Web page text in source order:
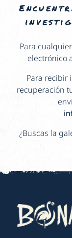
Para
electrónico
Para recibir
recuperación
¿Buscas la